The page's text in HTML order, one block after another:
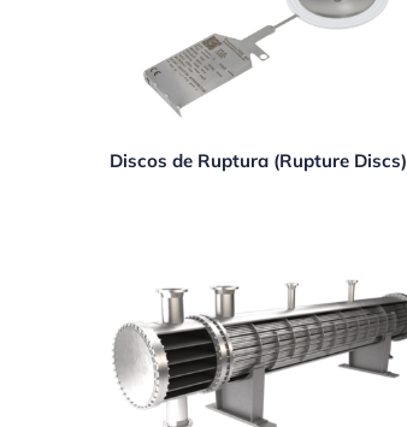
Discos de Ruptura (Rupture Discs)